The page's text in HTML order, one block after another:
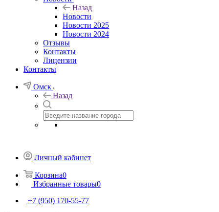
Назад
Новости
Новости 2025
Новости 2024
Отзывы
Контакты
Лицензии
Контакты
Омск
Назад
Личный кабинет
Корзина0
Избранные товары0
+7 (950) 170-55-77